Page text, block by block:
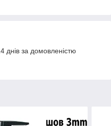
днів за домовленістю